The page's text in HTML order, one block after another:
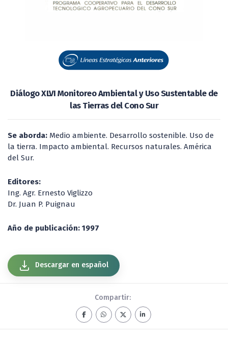
Diálogo XLVI Monitoreo Ambiental y Uso Sustentable de
las Tierras del Cono Sur
Se aborda: Medio ambiente. Desarrollo sostenible. Uso de
la tierra. Impacto ambiental. Recursos naturales. América
del Sur.
Editores:
Ing. Agr. Ernesto Viglizzo
Dr. Juan P. Puignau
Año de publicación: 1997
Descargar en español
Compartir: